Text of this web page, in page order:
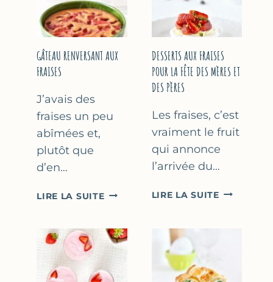
GÂTEAU RENVERSANT AUX
FRAISES
J’avais des
fraises un peu
abîmées et,
plutôt que
d’en…
LIRE LA SUITEGÂTEAU
FRAISES
DESSERTS AUX FRAISES
POUR LA FÊTE DES MÈRES ET
DES PÈRES
Les fraises, c’est
vraiment le fruit
qui annonce
l’arrivée du…
LIRE LA SUITEDESSERTS
DES